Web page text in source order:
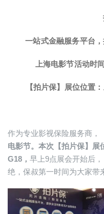
一站式金融服务平台
上海电影节活动时间
【拍片保】展位位置
作为专业影视保险服务商，
电影节。本次【拍片保】展
G18， 早上9点展会开始后
绝，保叔第一时间为大家带